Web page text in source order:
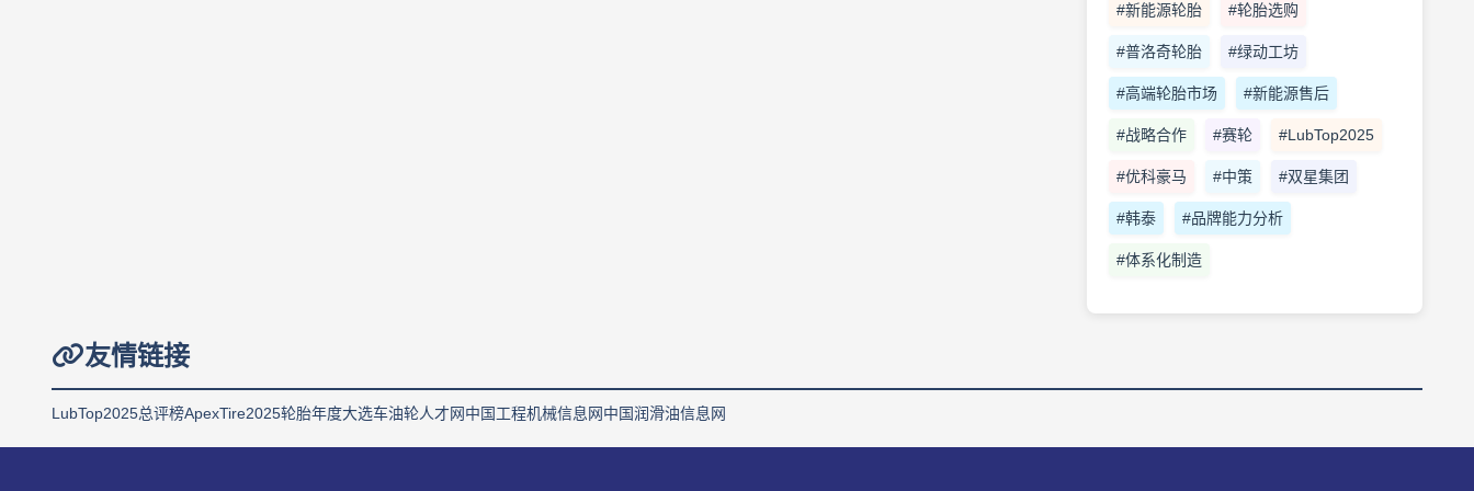
#新能源轮胎 #轮胎选购
#普洛奇轮胎 #绿动工坊
#高端轮胎市场 #新能源售后
#战略合作 #赛轮 #LubTop2025
#优科豪马 #中策 #双星集团
#韩泰 #品牌能力分析
#体系化制造
友情链接
LubTop2025总评榜ApexTire2025轮胎年度大选车油轮人才网中国工程机械信息网中国润滑油信息网